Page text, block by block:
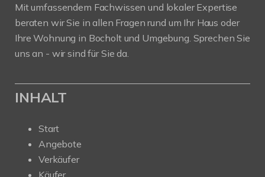
Mit umfassendem Fachwissen und lokaler Expertise
beraten wir Sie in allen Fragen rund um Ihr Haus oder
Ihre Wohnung in Bocholt und Umgebung. Sprechen Sie
uns an - wir sind für Sie da.
INHALT
Start
Angebote
Verkäufer
Käufer